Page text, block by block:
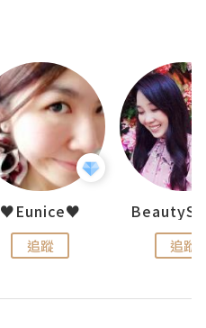
♥Eunice♥
追蹤 追蹤